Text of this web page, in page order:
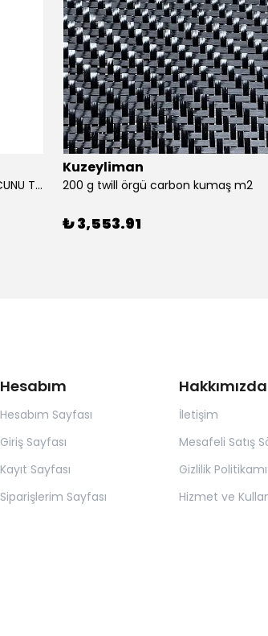
114 POLİÜRETAN ARMUZ TEKNE MACUNU TAKIM (BEYAZ)
Kuzeyliman
200 g twill örgü carbon kumaş m2
₺ 3,553.91
Hesabım
Hesabım Sayfası
Giriş Sayfası
Kayıt Sayfası
Siparişlerim Sayfası
Hakkımızda
İletişim
Mesafeli Satış
Gizlilik
Hizmet ve